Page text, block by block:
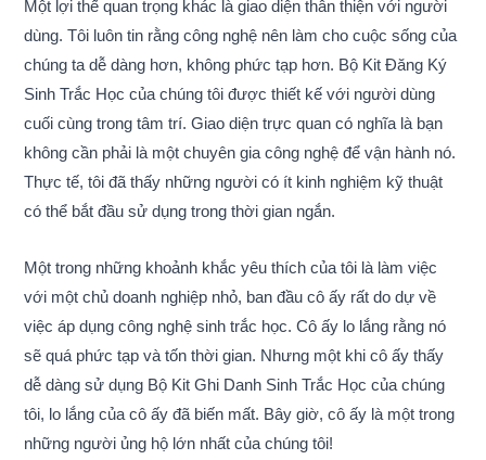
Một lợi thế quan trọng khác là giao diện thân thiện với người
dùng. Tôi luôn tin rằng công nghệ nên làm cho cuộc sống của
chúng ta dễ dàng hơn, không phức tạp hơn. Bộ Kit Đăng Ký
Sinh Trắc Học của chúng tôi được thiết kế với người dùng
cuối cùng trong tâm trí. Giao diện trực quan có nghĩa là bạn
không cần phải là một chuyên gia công nghệ để vận hành nó.
Thực tế, tôi đã thấy những người có ít kinh nghiệm kỹ thuật
có thể bắt đầu sử dụng trong thời gian ngắn.
Một trong những khoảnh khắc yêu thích của tôi là làm việc
với một chủ doanh nghiệp nhỏ, ban đầu cô ấy rất do dự về
việc áp dụng công nghệ sinh trắc học. Cô ấy lo lắng rằng nó
sẽ quá phức tạp và tốn thời gian. Nhưng một khi cô ấy thấy
dễ dàng sử dụng Bộ Kit Ghi Danh Sinh Trắc Học của chúng
tôi, lo lắng của cô ấy đã biến mất. Bây giờ, cô ấy là một trong
những người ủng hộ lớn nhất của chúng tôi!